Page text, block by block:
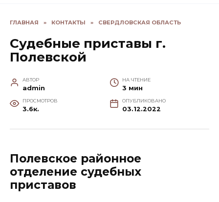
ГЛАВНАЯ » КОНТАКТЫ » СВЕРДЛОВСКАЯ ОБЛАСТЬ
Судебные приставы г.
Полевской
АВТОР
admin
НА ЧТЕНИЕ
3 мин
ПРОСМОТРОВ
3.6к.
ОПУБЛИКОВАНО
03.12.2022
Полевское районное
отделение судебных
приставов